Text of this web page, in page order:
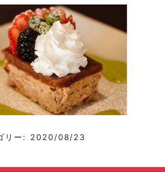
リー: 2020/08/23